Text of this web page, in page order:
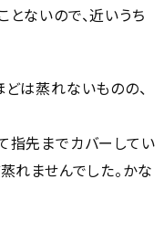
ないので、近いうち
は蒸れないものの、
指先までカバーしてい
れませんでした。かな